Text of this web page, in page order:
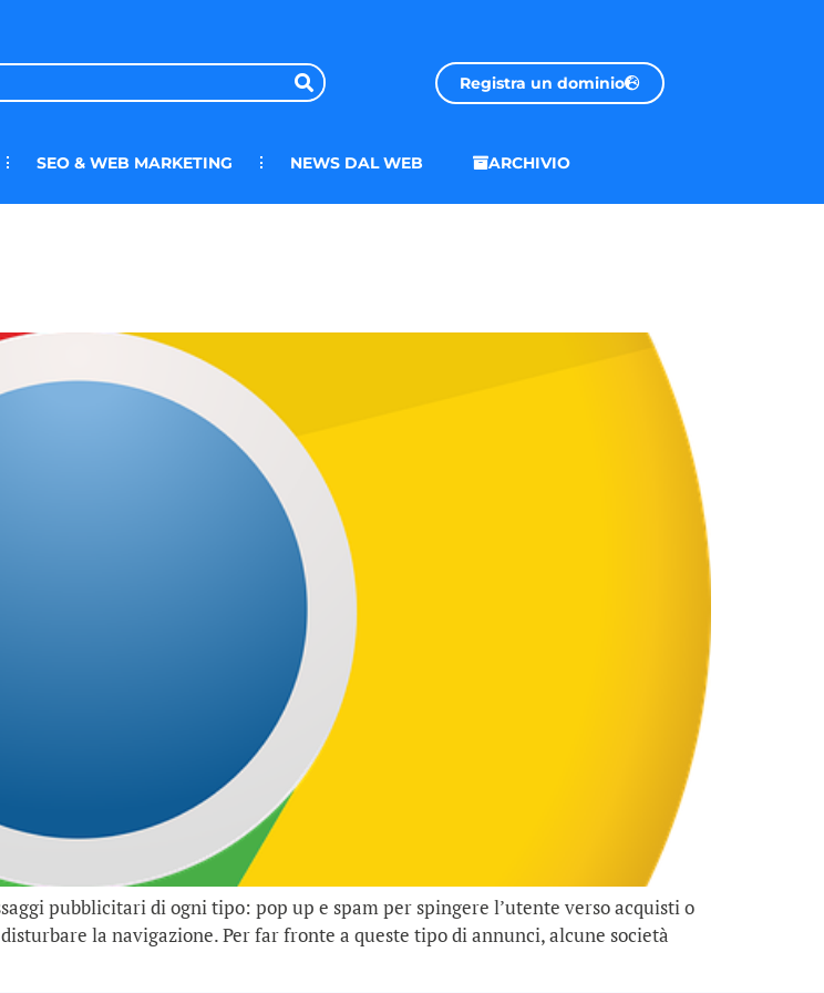
Registra un dominio
SEO & WEB MARKETING NEWS DAL WEB ARCHIVIO
pubblicitari di ogni tipo: pop up e spam per spingere l’utente verso acquisti o
la navigazione. Per far fronte a queste tipo di annunci, alcune società